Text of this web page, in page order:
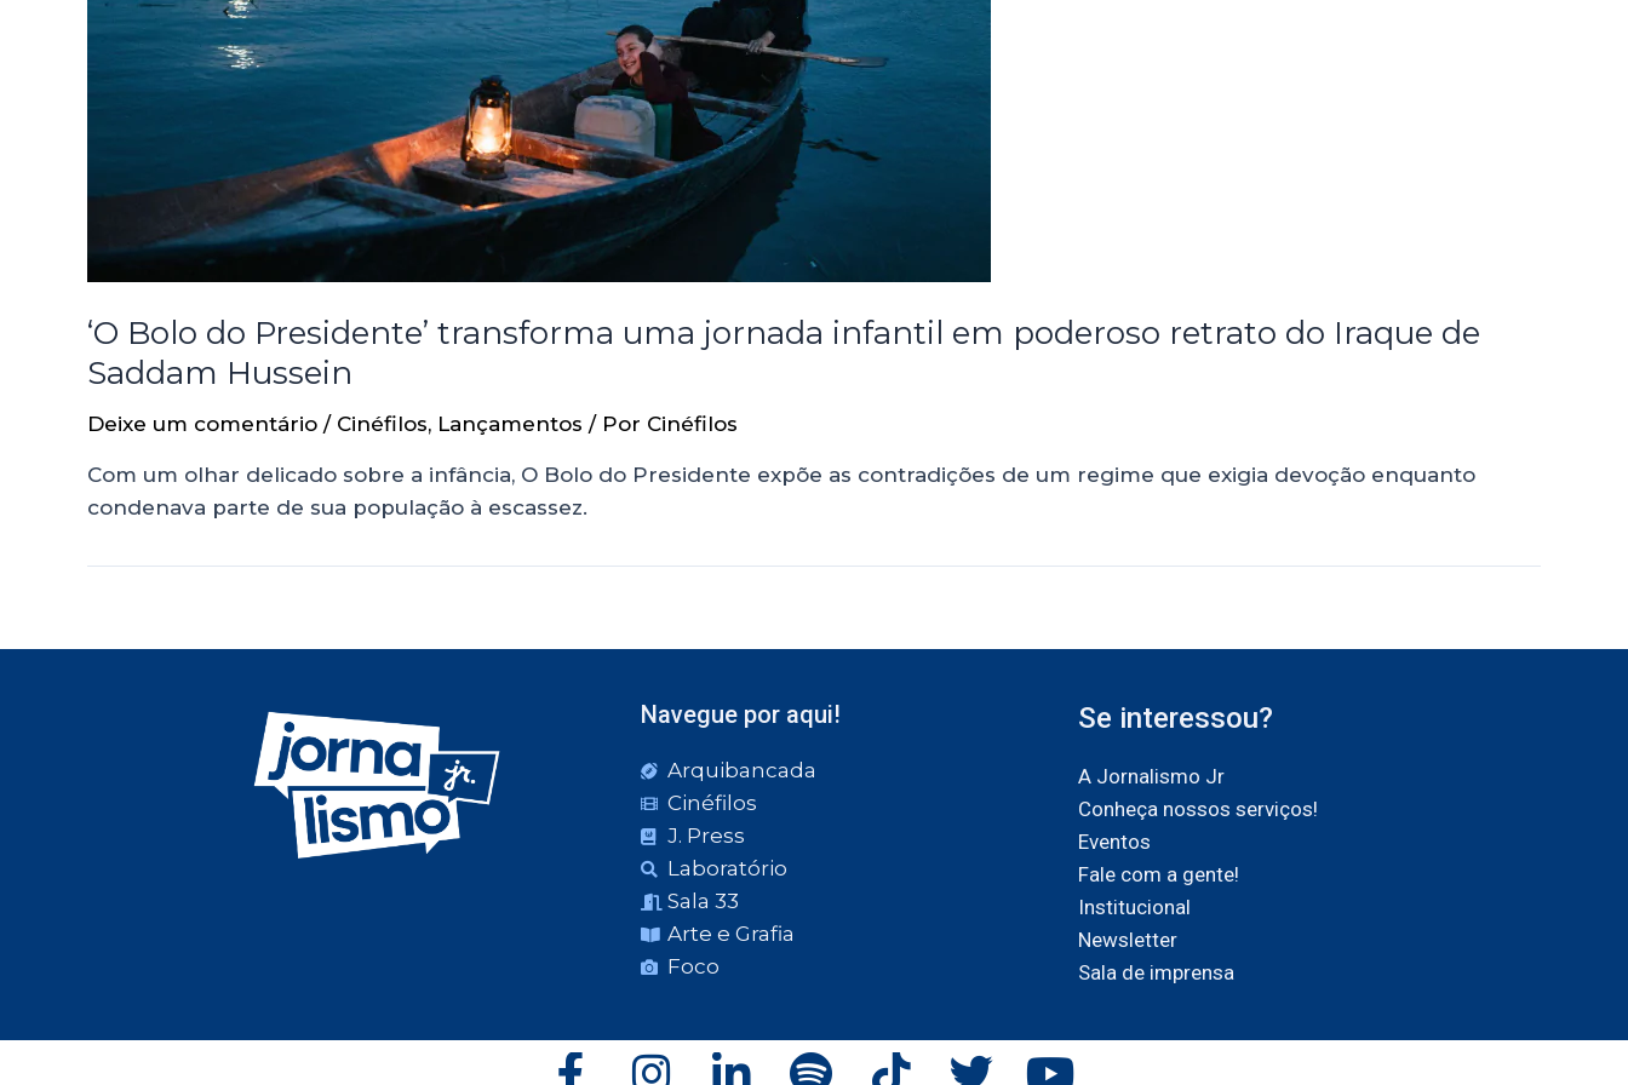
‘O Bolo do Presidente’ transforma uma jornada infantil em poderoso retrato do Iraque de
Saddam Hussein
Deixe um comentário / Cinéfilos, Lançamentos / Por Cinéfilos
Com um olhar delicado sobre a infância, O Bolo do Presidente expõe as contradições de um regime que exigia devoção enquanto
condenava parte de sua população à escassez.
Navegue por aqui!
Arquibancada
Cinéfilos
J. Press
Laboratório
Sala 33
Arte e Grafia
Foco
Se interessou?
A Jornalismo Jr
Conheça nossos serviços!
Eventos
Fale com a gente!
Institucional
Newsletter
Sala de imprensa